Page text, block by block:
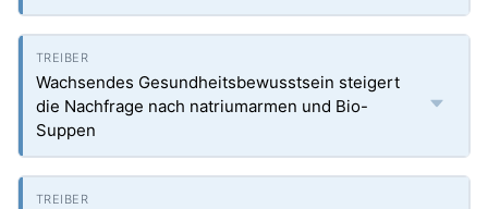
Wachsendes Gesundheitsbewusstsein steigert
die Nachfrage nach natriumarmen und Bio-
Suppen